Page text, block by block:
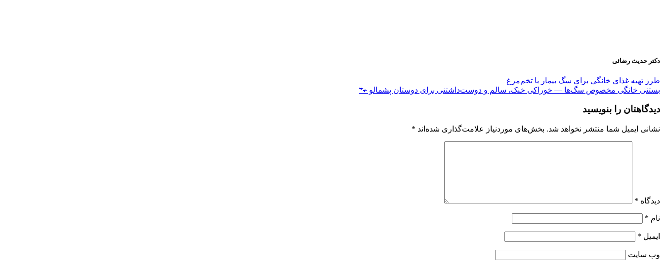
دکتر حدیث رضائی
طرز تهیه غذای خانگی برای سگ بیمار با تخم‌مرغ
بستنی خانگی مخصوص سگ‌ها — خوراکی خنک، سالم و دوست‌داشتنی برای دوستان پشمالو 🐾
دیدگاهتان را بنویسید
نشانی ایمیل شما منتشر نخواهد شد. بخش‌های موردنیاز علامت‌گذاری شده‌اند *
دیدگاه *
نام *
ایمیل *
وب‌ سایت